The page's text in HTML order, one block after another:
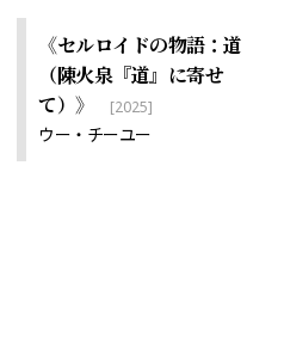
《セルロイドの物語：道
（陳火泉『道』に寄せ
て）》
[2025]
ウー・チーユー